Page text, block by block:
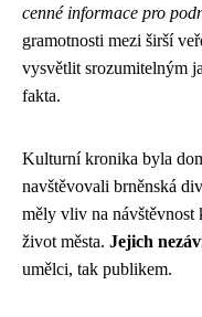
cenné informace pro
gramotnosti mezi širší
vysvětlit srozumitelným
fakta.
Kulturní kronika byla
navštěvovali brněnská
měly vliv na
život města. Jejich
umělci, tak publikem.